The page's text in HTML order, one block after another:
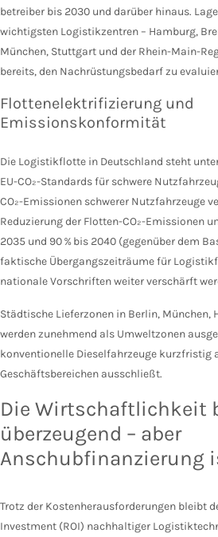
betreiber bis 2030 und darüber hinaus.
wichtigsten Logistikzentren – Hamburg,
München, Stuttgart und der Rhein-Main-
bereits, den Nachrüstungsbedarf zu
Flottenelektrifizierung und
Emissionskonformität
Die Logistikflotte in Deutschland steht
EU-CO₂-Standards für schwere
CO₂-Emissionen schwerer Nutzfahrzeuge
Reduzierung der Flotten-CO₂-Emissionen
2035 und 90 % bis 2040 (gegenüber dem
faktische Übergangszeiträume für
nationale Vorschriften weiter verschärft
Städtische Lieferzonen in Berlin,
werden zunehmend als Umweltzonen
konventionelle Dieselfahrzeuge kurzfristig
Geschäftsbereichen ausschließt.
Die Wirtschaftlichkeit
überzeugend – aber
Anschubfinanzierung
Trotz der Kostenherausforderungen bleibt
Investment (ROI) nachhaltiger